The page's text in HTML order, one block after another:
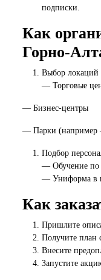
подписки.
Как
Горно-
Выбор локаций
— Торговые
— Бизнес-центры
— Парки (например –
Подбор
— Обучение по
— Униформа в
Как
Пришлите
Получите план
Внесите
Запустите